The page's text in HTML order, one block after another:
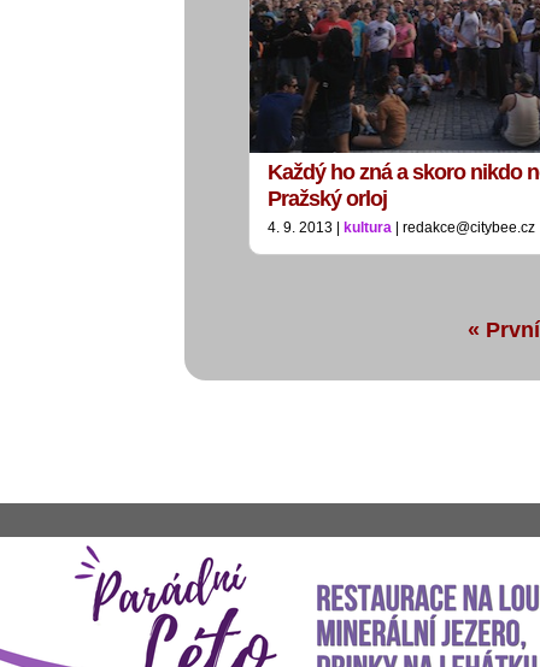
Každý ho zná a skoro nikdo
Pražský orloj
4. 9. 2013 | kultura | redakce@citybee.cz
« První